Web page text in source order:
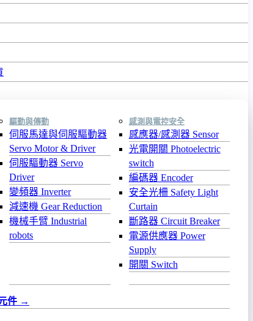
驅動與傳動
伺服馬達與伺服驅動器
Servo Motor & Driver
伺服驅動器 Servo
Driver
變頻器 Inverter
減速機 Gear Reduction
機械手臂 Industrial
robots
感測與電控安全
感應器/感測器 Sensor
光電開關 Photoelectric
switch
編碼器 Encoder
安全光柵 Safety Light
Curtain
斷路器 Circuit Breaker
電源供應器 Power
Supply
開關 Switch
件